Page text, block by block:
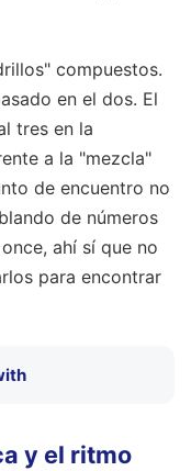
compuestos.
en el dos. El
tres en la
a la "mezcla"
de encuentro no
de números
ahí sí que no
para encontrar
y el ritmo